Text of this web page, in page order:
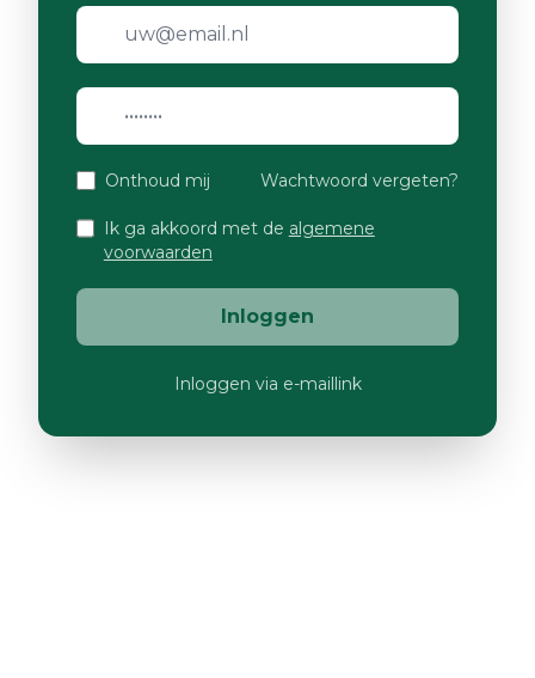
Onthoud mij Wachtwoord vergeten?
Ik ga akkoord met de algemene
voorwaarden
Inloggen
Inloggen via e-maillink